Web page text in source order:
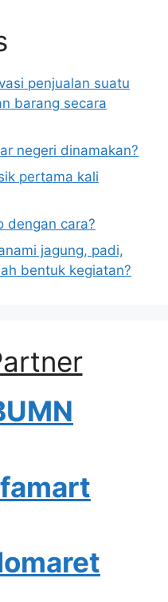
penjualan suatu
barang secara
negeri dinamakan?
pertama kali
dengan cara?
jagung, padi,
bentuk kegiatan?